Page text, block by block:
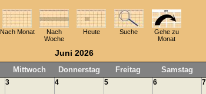
Nach Monat
Nach
Woche
Heute Suche
Gehe zu
Monat
Juni 2026
Mittwoch Donnerstag Freitag Samstag
3 4 5 6 7